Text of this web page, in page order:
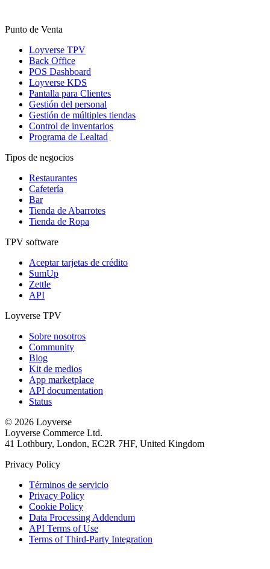
Punto de Venta
Loyverse TPV
Back Office
POS Dashboard
Loyverse KDS
Pantalla para Clientes
Gestión del personal
Gestión de múltiples tiendas
Control de inventarios
Programa de Lealtad
Tipos de negocios
Restaurantes
Cafetería
Bar
Tienda de Abarrotes
Tienda de Ropa
TPV software
Aceptar tarjetas de crédito
SumUp
Zettle
API
Loyverse TPV
Sobre nosotros
Community
Blog
Kit de medios
App marketplace
API documentation
Status
© 2026 Loyverse
Loyverse Commerce Ltd.
41 Lothbury, London, EC2R 7HF, United Kingdom
Privacy Policy
Términos de servicio
Privacy Policy
Cookie Policy
Data Processing Addendum
API Terms of Use
Terms of Third-Party Integration